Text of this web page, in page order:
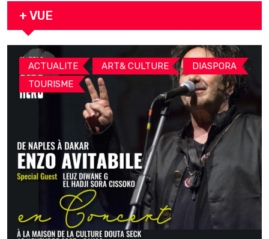
+ VUE
ACTUALITE , ART& CULTURE , DIASPORA ,
TOURISME